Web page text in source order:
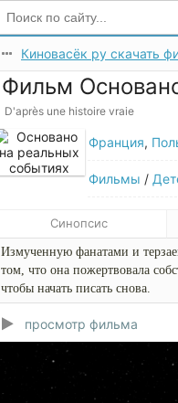
Киновасёк ру скачать
Фильм
D'après une histoire vraie
Франция,
Фильмы /
Синопсис
Измученную фанатами и
том, что она пожертвовала
чтобы начать писать снова.
просмотр фильма